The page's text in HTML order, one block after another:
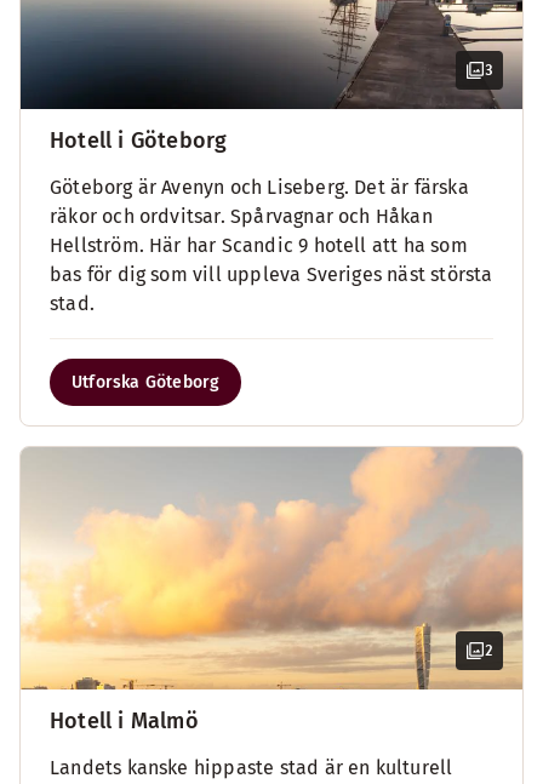
3
Hotell i Göteborg
Göteborg är Avenyn och Liseberg. Det är färska
räkor och ordvitsar. Spårvagnar och Håkan
Hellström. Här har Scandic 9 hotell att ha som
bas för dig som vill uppleva Sveriges näst största
stad.
Utforska Göteborg
2
Hotell i Malmö
Landets kanske hippaste stad är en kulturell